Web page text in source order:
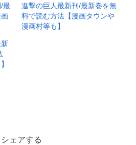
最
進撃の巨人最新刊/最新巻を無
料で読む方法【漫画タウンや
漫画村等も】
シェアする